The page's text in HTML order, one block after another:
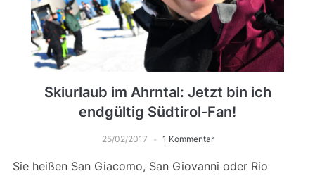
Skiurlaub im Ahrntal: Jetzt bin ich
endgültig Südtirol-Fan!
25/02/2017 1 Kommentar
Sie heißen San Giacomo, San Giovanni oder Rio